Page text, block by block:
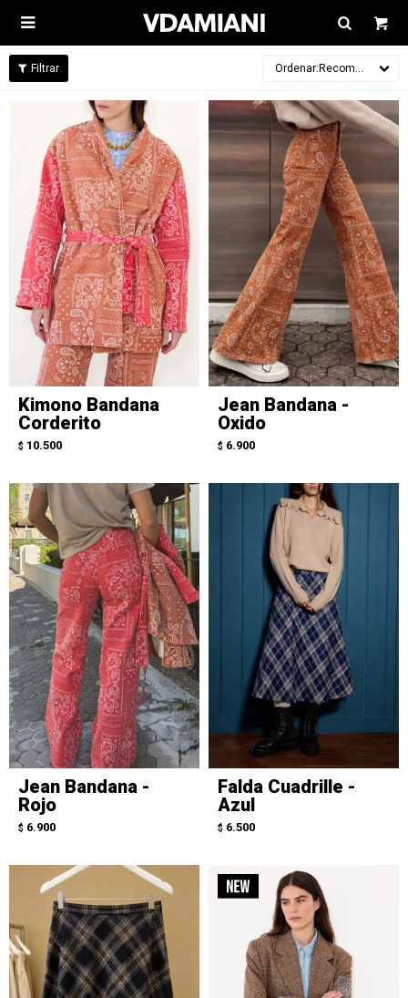

Recomendados
Kimono Bandana
Corderito
$ 10.500
Jean Bandana -
Oxido
$ 6.900
Jean Bandana -
Rojo
$ 6.900
Falda Cuadrille -
Azul
$ 6.500